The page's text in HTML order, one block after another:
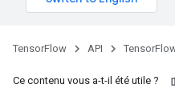
TensorFlow API
Ce contenu vous a-t-il été utile ?